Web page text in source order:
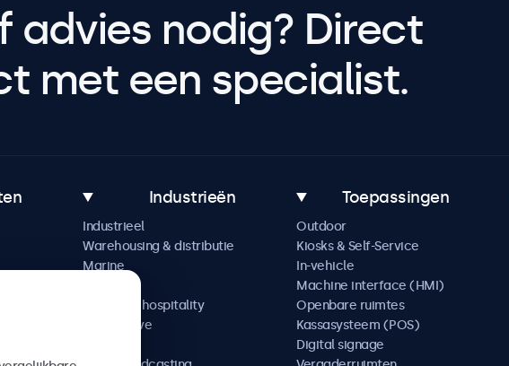
advies nodig? Direct
met een specialist.
Industrieën
Industrieel
Warehousing & distributie
Marine
Horeca & hospitality
Automotive
Toepassingen
Outdoor
Kiosks & Self-Service
In-vehicle
Machine interface (HMI)
Openbare ruimtes
Kassasysteem (POS)
Digital signage